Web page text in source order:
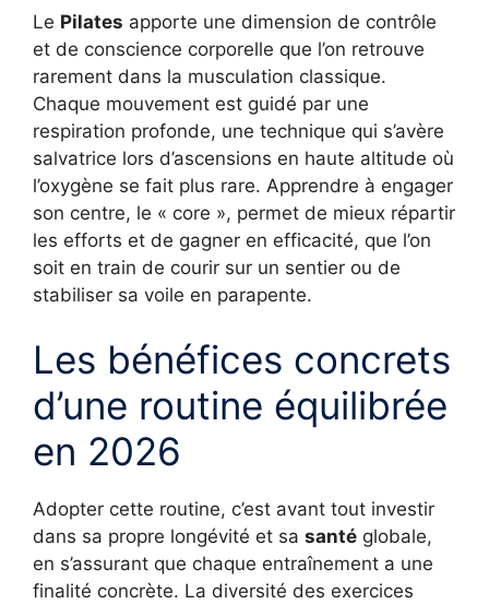
Le Pilates apporte une dimension de contrôle
et de conscience corporelle que l’on retrouve
rarement dans la musculation classique.
Chaque mouvement est guidé par une
respiration profonde, une technique qui s’avère
salvatrice lors d’ascensions en haute altitude où
l’oxygène se fait plus rare. Apprendre à engager
son centre, le « core », permet de mieux répartir
les efforts et de gagner en efficacité, que l’on
soit en train de courir sur un sentier ou de
stabiliser sa voile en parapente.
Les bénéfices concrets
d’une routine équilibrée
en 2026
Adopter cette routine, c’est avant tout investir
dans sa propre longévité et sa santé globale,
en s’assurant que chaque entraînement a une
finalité concrète. La diversité des exercices